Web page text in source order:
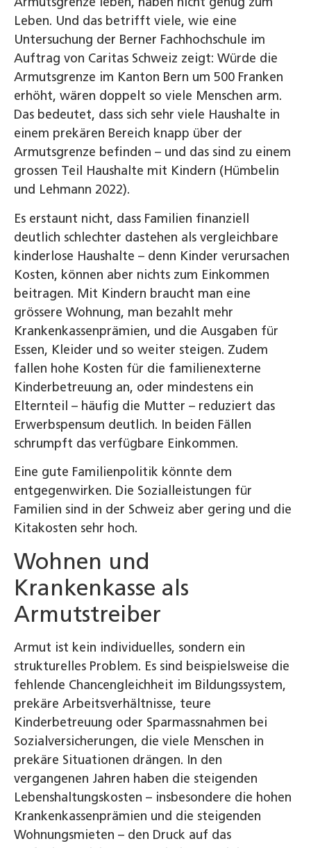
Leben. Und das betrifft viele, wie eine
Untersuchung der Berner Fachhochschule im
Auftrag von Caritas Schweiz zeigt: Würde die
Armutsgrenze im Kanton Bern um 500 Franken
erhöht, wären doppelt so viele Menschen arm.
Das bedeutet, dass sich sehr viele Haushalte in
einem prekären Bereich knapp über der
Armutsgrenze befinden – und das sind zu einem
grossen Teil Haushalte mit Kindern (Hümbelin
und Lehmann 2022).
Es erstaunt nicht, dass Familien finanziell
deutlich schlechter dastehen als vergleichbare
kinderlose Haushalte – denn Kinder verursachen
Kosten, können aber nichts zum Einkommen
beitragen. Mit Kindern braucht man eine
grössere Wohnung, man bezahlt mehr
Krankenkassenprämien, und die Ausgaben für
Essen, Kleider und so weiter steigen. Zudem
fallen hohe Kosten für die familienexterne
Kinderbetreuung an, oder mindestens ein
Elternteil – häufig die Mutter – reduziert das
Erwerbspensum deutlich. In beiden Fällen
schrumpft das verfügbare Einkommen.
Eine gute Familienpolitik könnte dem
entgegenwirken. Die Sozialleistungen für
Familien sind in der Schweiz aber gering und die
Kitakosten sehr hoch.
Wohnen und
Krankenkasse als
Armutstreiber
Armut ist kein individuelles, sondern ein
strukturelles Problem. Es sind beispielsweise die
fehlende Chancengleichheit im Bildungssystem,
prekäre Arbeitsverhältnisse, teure
Kinderbetreuung oder Sparmassnahmen bei
Sozialversicherungen, die viele Menschen in
prekäre Situationen drängen. In den
vergangenen Jahren haben die steigenden
Lebenshaltungskosten – insbesondere die hohen
Krankenkassenprämien und die steigenden
Wohnungsmieten – den Druck auf das